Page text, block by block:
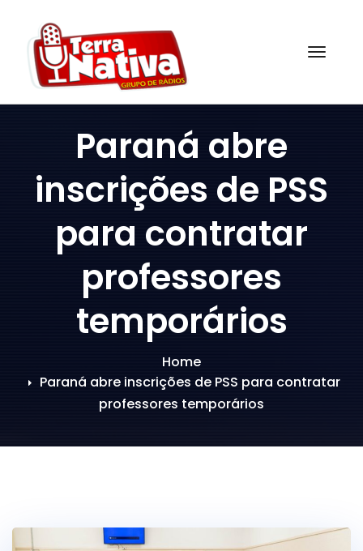
content
Paraná abre
inscrições de PSS
para contratar
professores
temporários
Home
Paraná abre inscrições de PSS para contratar
professores temporários